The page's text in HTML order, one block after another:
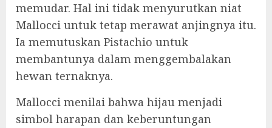
memudar. Hal ini tidak menyurutkan niat
Mallocci untuk tetap merawat anjingnya itu.
Ia memutuskan Pistachio untuk
membantunya dalam menggembalakan
hewan ternaknya.
Mallocci menilai bahwa hijau menjadi
simbol harapan dan keberuntungan